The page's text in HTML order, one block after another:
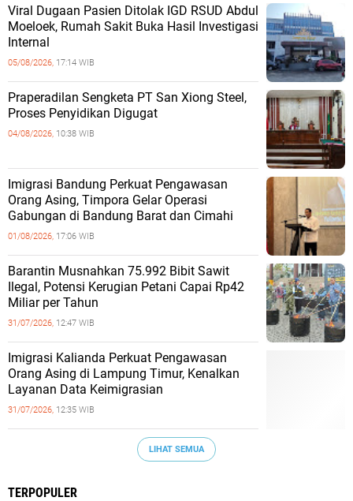
Viral Dugaan Pasien Ditolak IGD RSUD Abdul
Moeloek, Rumah Sakit Buka Hasil Investigasi
Internal
05/08/2026, 17:14 WIB
Praperadilan Sengketa PT San Xiong Steel,
Proses Penyidikan Digugat
04/08/2026, 10:38 WIB
Imigrasi Bandung Perkuat Pengawasan
Orang Asing, Timpora Gelar Operasi
Gabungan di Bandung Barat dan Cimahi
01/08/2026, 17:06 WIB
Barantin Musnahkan 75.992 Bibit Sawit
Ilegal, Potensi Kerugian Petani Capai Rp42
Miliar per Tahun
31/07/2026, 12:47 WIB
Imigrasi Kalianda Perkuat Pengawasan
Orang Asing di Lampung Timur, Kenalkan
Layanan Data Keimigrasian
31/07/2026, 12:35 WIB
LIHAT SEMUA
TERPOPULER